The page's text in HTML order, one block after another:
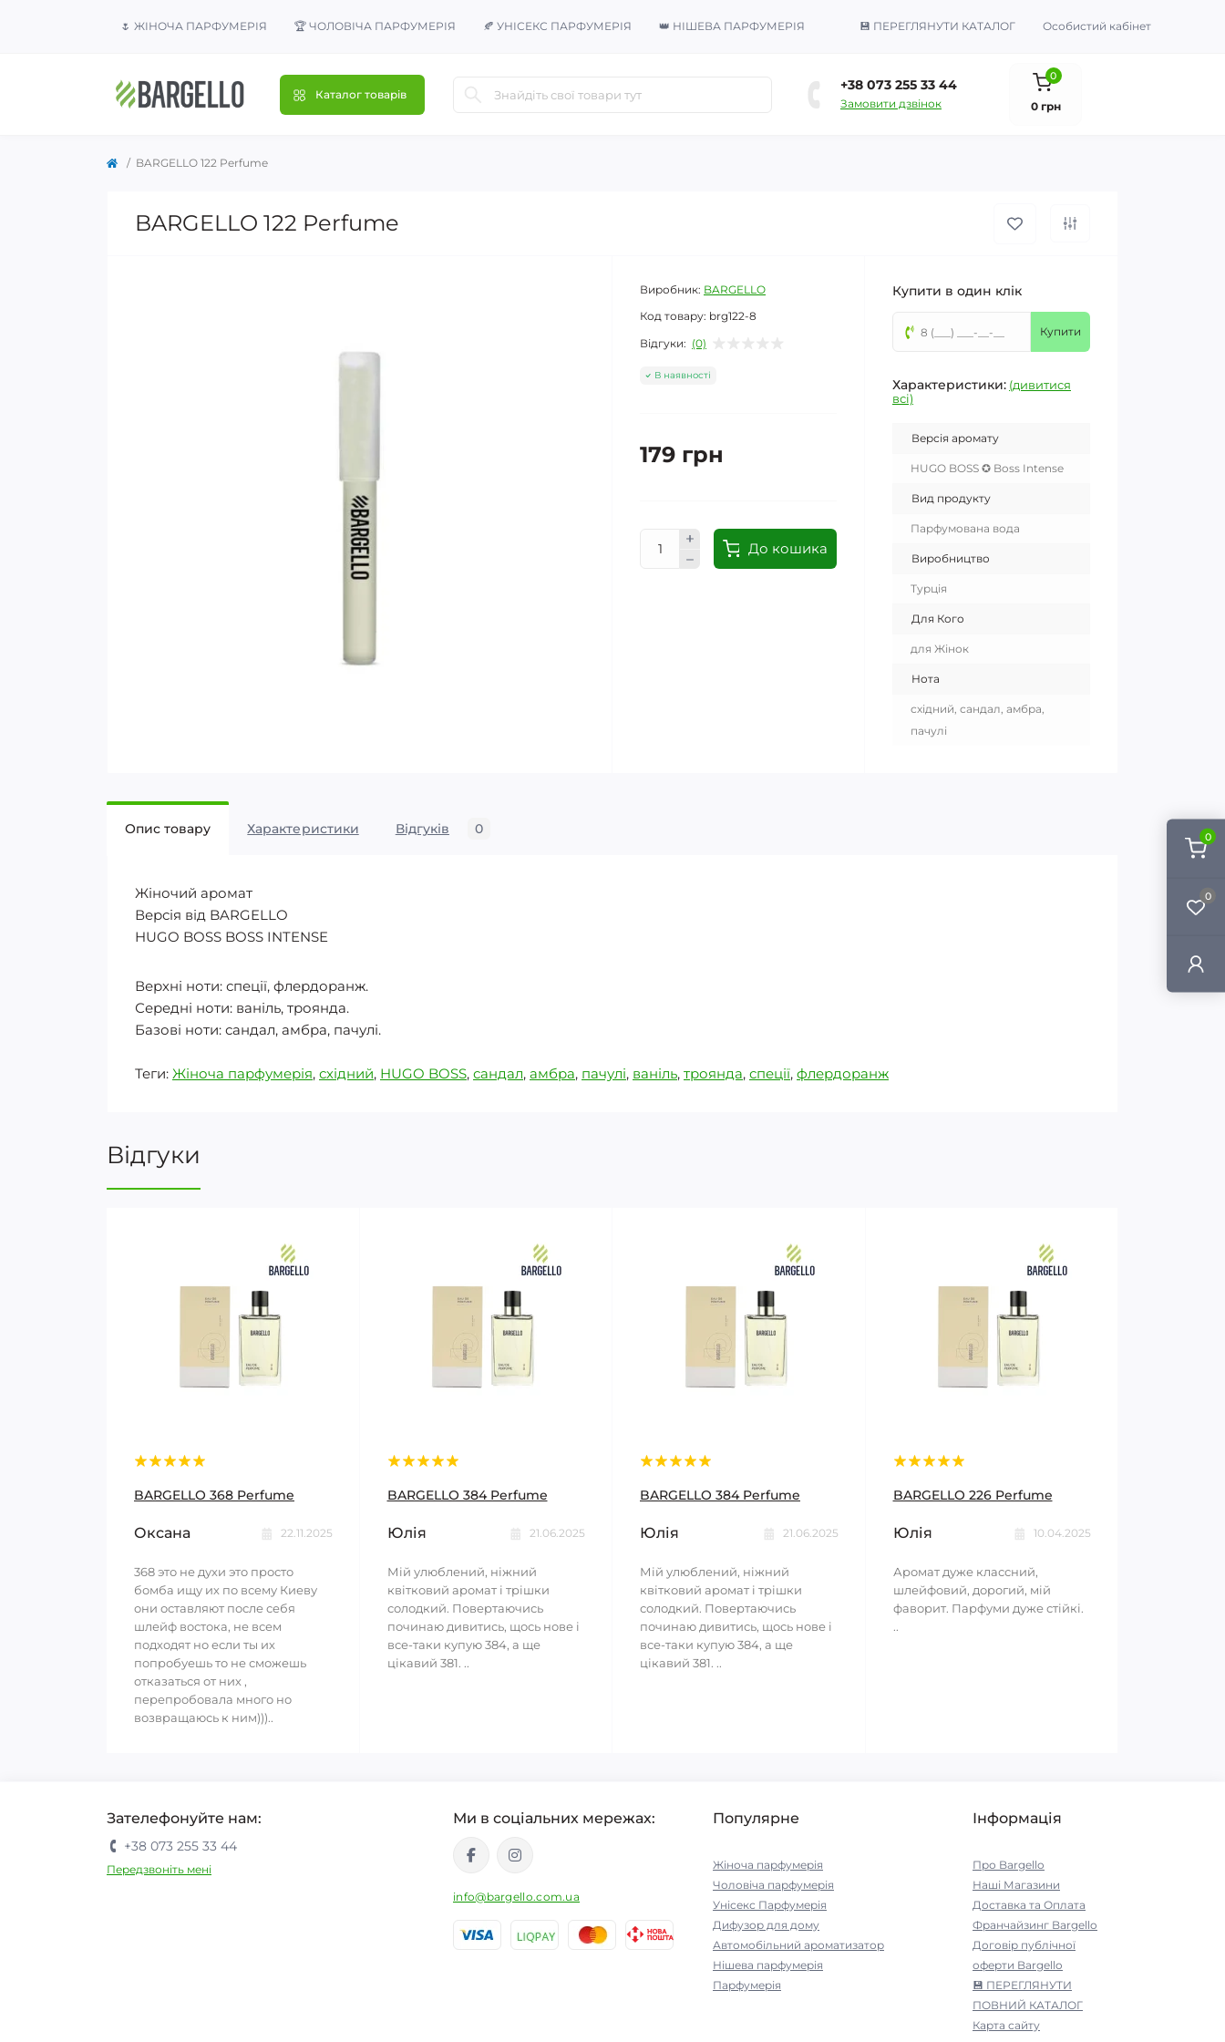
0
0
🌷 ЖІНОЧА ПАРФУМЕРІЯ 🏆 ЧОЛОВІЧА ПАРФУМЕРІЯ 🍂 УНІСЕКС ПАРФУМЕРІЯ 👑 НІШЕВА ПАРФУМЕРІЯ 💾 ПЕРЕГЛЯНУТИ КАТАЛОГ Особистий кабінет
Каталог товарів
+38 073 255 33 44
Замовити дзвінок
0
0 грн
BARGELLO 122 Perfume
BARGELLO 122 Perfume
Виробник: BARGELLO
Код товару: brg122-8
Відгуки: (0)
В наявності
179 грн
До кошика
Купити в один клік
Купити
Характеристики: (дивитися
всі)
Версія аромату
HUGO BOSS ✪ Boss Intense
Вид продукту
Парфумована вода
Виробництво
Турція
Для Кого
для Жінок
Нота
східний, сандал, амбра,
пачулі
Опис товару Характеристики Відгуків 0
Жіночий аромат
Версія від BARGELLO
HUGO BOSS BOSS INTENSE
Верхні ноти: спеції, флердоранж.
Середні ноти: ваніль, троянда.
Базові ноти: сандал, амбра, пачулі.
Теги: Жіноча парфумерія, східний, HUGO BOSS, сандал, амбра, пачулі, ваніль, троянда, спеції, флердоранж
Відгуки
BARGELLO 368 Perfume
Оксана 22.11.2025
368 это не духи это просто
бомба ищу их по всему Киеву
они оставляют после себя
шлейф востока, не всем
подходят но если ты их
попробуешь то не сможешь
отказаться от них ,
перепробовала много но
возвращаюсь к ним)))..
BARGELLO 384 Perfume
Юлія 21.06.2025
Мій улюблений, ніжний
квітковий аромат і трішки
солодкий. Повертаючись
починаю дивитись, щось нове і
все-таки купую 384, а ще
цікавий 381. ..
BARGELLO 384 Perfume
Юлія 21.06.2025
Мій улюблений, ніжний
квітковий аромат і трішки
солодкий. Повертаючись
починаю дивитись, щось нове і
все-таки купую 384, а ще
цікавий 381. ..
BARGELLO 226 Perfume
Юлія 10.04.2025
Аромат дуже классний,
шлейфовий, дорогий, мій
фаворит. Парфуми дуже стійкі.
..
Зателефонуйте нам:
+38 073 255 33 44
Передзвоніть мені
Ми в соціальних мережах:
info@bargello.com.ua
Популярне
Жіноча парфумерія
Чоловіча парфумерія
Унісекс Парфумерія
Дифузор для дому
Автомобільний ароматизатор
Нішева парфумерія
Парфумерія
Інформація
Про Bargello
Наші Магазини
Доставка та Оплата
Франчайзинг Bargello
Договір публічної
оферти Bargello
💾 ПЕРЕГЛЯНУТИ
ПОВНИЙ КАТАЛОГ
Карта сайту